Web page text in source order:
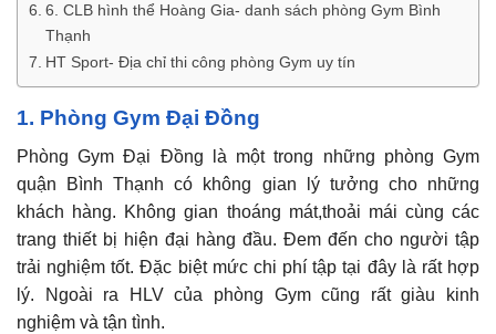
6. CLB hình thể Hoàng Gia- danh sách phòng Gym Bình
Thạnh
HT Sport- Địa chỉ thi công phòng Gym uy tín
1. Phòng Gym Đại Đồng
Phòng Gym Đại Đồng là một trong những phòng Gym
quận Bình Thạnh có không gian lý tưởng cho những
khách hàng. Không gian thoáng mát,thoải mái cùng các
trang thiết bị hiện đại hàng đầu. Đem đến cho người tập
trải nghiệm tốt. Đặc biệt mức chi phí tập tại đây là rất hợp
lý. Ngoài ra HLV của phòng Gym cũng rất giàu kinh
nghiệm và tận tình.